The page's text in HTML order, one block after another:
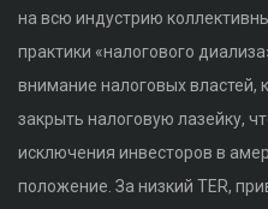
на всю индустрию
практики «налогового
внимание налоговых властей,
закрыть налоговую лазейку,
исключения инвесторов в
положение. За низкий TER,